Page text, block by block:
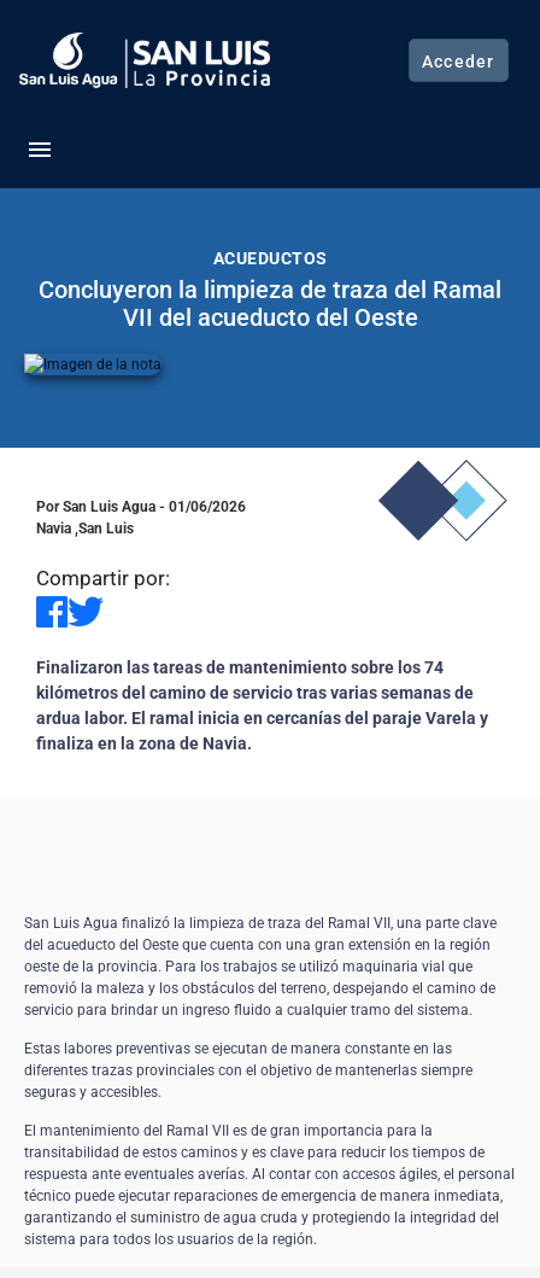
Acceder
menu
ACUEDUCTOS
Concluyeron la limpieza de traza del Ramal
VII del acueducto del Oeste
Por San Luis Agua - 01/06/2026
Navia ,San Luis
Compartir por:
Finalizaron las tareas de mantenimiento sobre los 74
kilómetros del camino de servicio tras varias semanas de
ardua labor. El ramal inicia en cercanías del paraje Varela y
finaliza en la zona de Navia.
San Luis Agua finalizó la limpieza de traza del Ramal VII, una parte clave
del acueducto del Oeste que cuenta con una gran extensión en la región
oeste de la provincia. Para los trabajos se utilizó maquinaria vial que
removió la maleza y los obstáculos del terreno, despejando el camino de
servicio para brindar un ingreso fluido a cualquier tramo del sistema.
Estas labores preventivas se ejecutan de manera constante en las
diferentes trazas provinciales con el objetivo de mantenerlas siempre
seguras y accesibles.
El mantenimiento del Ramal VII es de gran importancia para la
transitabilidad de estos caminos y es clave para reducir los tiempos de
respuesta ante eventuales averías. Al contar con accesos ágiles, el personal
técnico puede ejecutar reparaciones de emergencia de manera inmediata,
garantizando el suministro de agua cruda y protegiendo la integridad del
sistema para todos los usuarios de la región.